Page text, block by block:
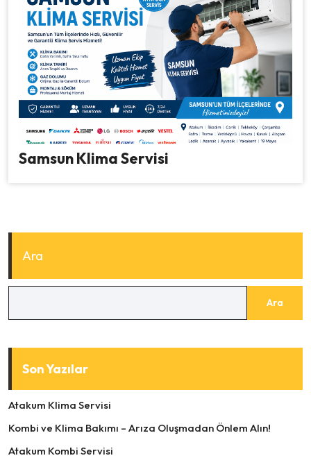
Samsun Klima Servisi
Ara
Ara
Son Yazılar
Atakum Klima Servisi
Kombi ve Klima Bakımı – Arıza Oluşmadan Önlem Alın!
Atakum Kombi Servisi